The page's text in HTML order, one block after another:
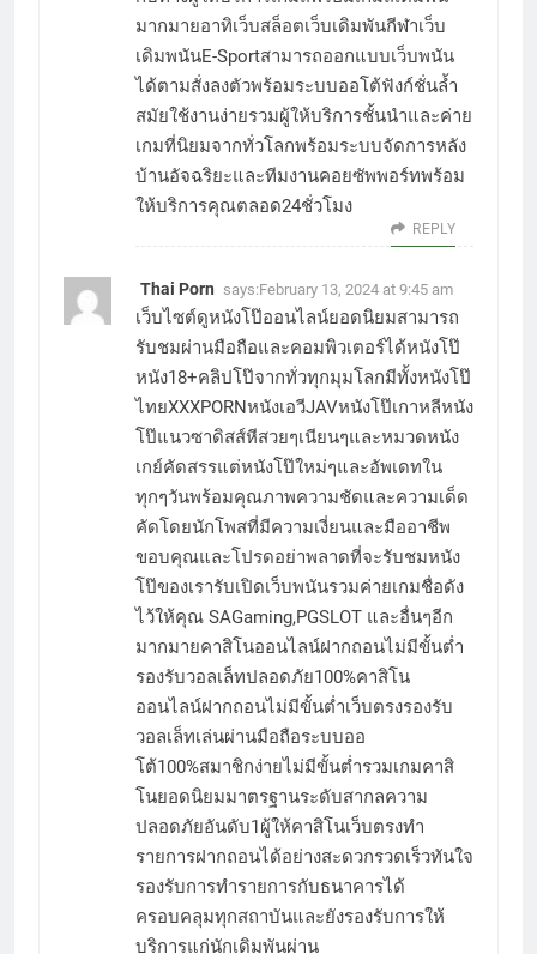
มากมายอาทิเว็บสล็อตเว็บเดิมพันกีฬาเว็บ
เดิมพนันE-Sportสามารถออกแบบเว็บพนัน
ได้ตามสั่งลงตัวพร้อมระบบออโต้ฟังก์ชั่นล้ำ
สมัยใช้งานง่ายรวมผู้ให้บริการชั้นนำและค่าย
เกมที่นิยมจากทั่วโลกพร้อมระบบจัดการหลัง
บ้านอัจฉริยะและทีมงานคอยซัพพอร์ทพร้อม
ให้บริการคุณตลอด24ชั่วโมง
REPLY
Thai Porn says:February 13, 2024 at 9:45 am
เว็บไซต์ดูหนังโป๊ออนไลน์ยอดนิยมสามารถ
รับชมผ่านมือถือและคอมพิวเตอร์ได้หนังโป๊
หนัง18+คลิปโป๊จากทั่วทุกมุมโลกมีทั้งหนังโป๊
ไทยXXXPORNหนังเอวีJAVหนังโป๊เกาหลีหนัง
โป๊แนวซาดิสส์หีสวยๆเนียนๆและหมวดหนัง
เกย์คัดสรรแต่หนังโป๊ใหม่ๆและอัพเดทใน
ทุกๆวันพร้อมคุณภาพความชัดและความเด็ด
คัดโดยนักโพสที่มีความเงี่ยนและมืออาชีพ
ขอบคุณและโปรดอย่าพลาดที่จะรับชมหนัง
โป๊ของเรารับเปิดเว็บพนันรวมค่ายเกมชื่อดัง
ไว้ให้คุณ SAGaming,PGSLOT และอื่นๆอีก
มากมายคาสิโนออนไลน์ฝากถอนไม่มีขั้นต่ำ
รองรับวอลเล็ทปลอดภัย100%คาสิโน
ออนไลน์ฝากถอนไม่มีขั้นต่ำเว็บตรงรองรับ
วอลเล็ทเล่นผ่านมือถือระบบออ
โต้100%สมาชิกง่ายไม่มีขั้นต่ำรวมเกมคาสิ
โนยอดนิยมมาตรฐานระดับสากลความ
ปลอดภัยอันดับ1ผู้ให้คาสิโนเว็บตรงทำ
รายการฝากถอนได้อย่างสะดวกรวดเร็วทันใจ
รองรับการทำรายการกับธนาคารได้
ครอบคลุมทุกสถาบันและยังรองรับการให้
บริการแก่นักเดิมพันผ่าน